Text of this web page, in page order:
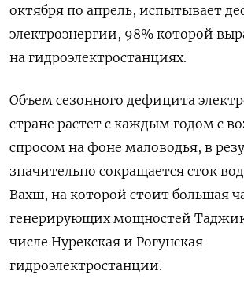
октября по апрель, испытывает
электроэнергии, 98% которой
на гидроэлектростанциях.
Объем сезонного дефицита
стране растет с каждым годом с
спросом на фоне маловодья, в
значительно сокращается сток
Вахш, на которой стоит большая
генерирующих мощностей
числе Нурекская и Рогунская
гидроэлектростанции.